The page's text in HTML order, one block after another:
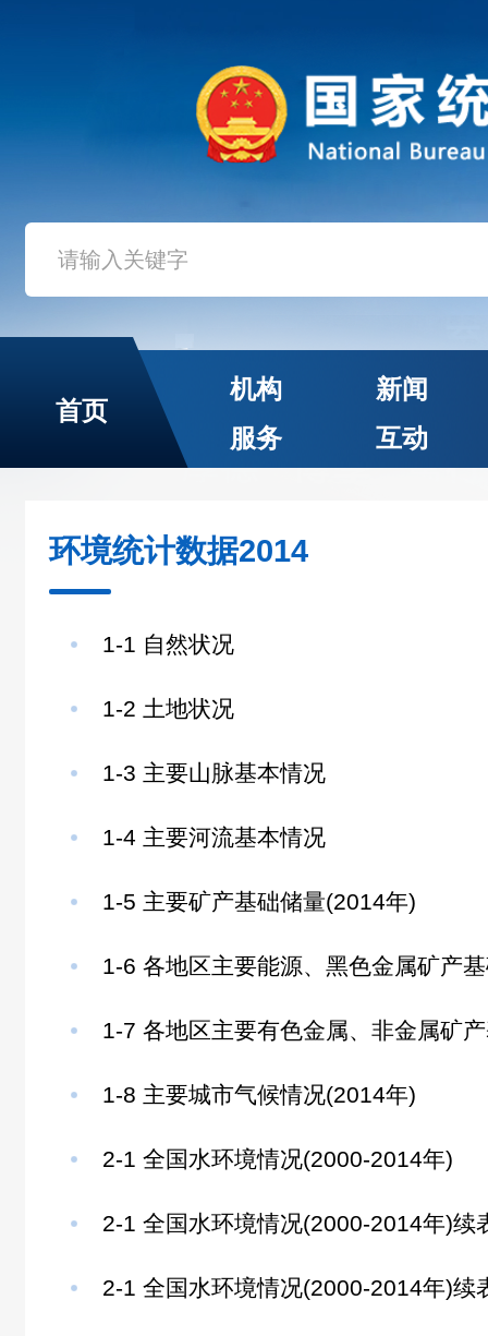
首页
机构
新闻
服务
互动
环境统计数据2014
1-1 自然状况
1-2 土地状况
1-3 主要山脉基本情况
1-4 主要河流基本情况
1-5 主要矿产基础储量(2014年)
1-6 各地区主要能源、黑色金属矿产
1-7 各地区主要有色金属、非金属矿
1-8 主要城市气候情况(2014年)
2-1 全国水环境情况(2000-2014年)
2-1 全国水环境情况(2000-2014年)续
2-1 全国水环境情况(2000-2014年)续